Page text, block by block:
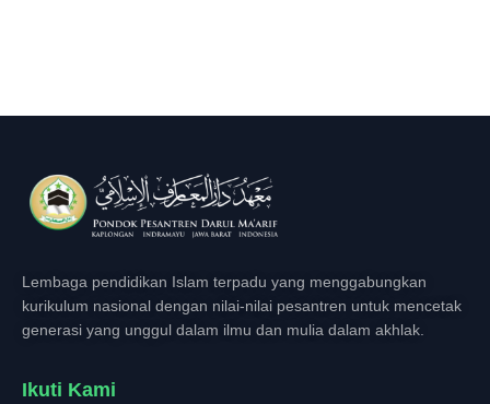
Lembaga pendidikan Islam terpadu yang menggabungkan
kurikulum nasional dengan nilai-nilai pesantren untuk mencetak
generasi yang unggul dalam ilmu dan mulia dalam akhlak.
Ikuti Kami